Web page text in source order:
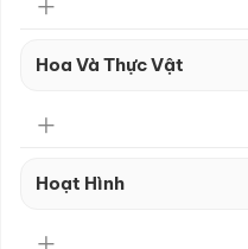
Hoa Và Thực Vật
Hoạt Hình